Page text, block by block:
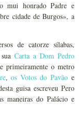
mui honrado Padre e
cidade de Burgos», a
de catorze sílabas,
Carta a Dom Pedro
primeiramente o metro
,os Votos do Pavão e
guisa escreveu Pero
maneiras do Palácio e